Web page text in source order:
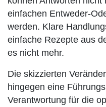
einfachen Entweder-
werden. Klare
einfache Rezepte aus
es nicht mehr.
Die skizzierten
hingegen eine
Verantwortung für die